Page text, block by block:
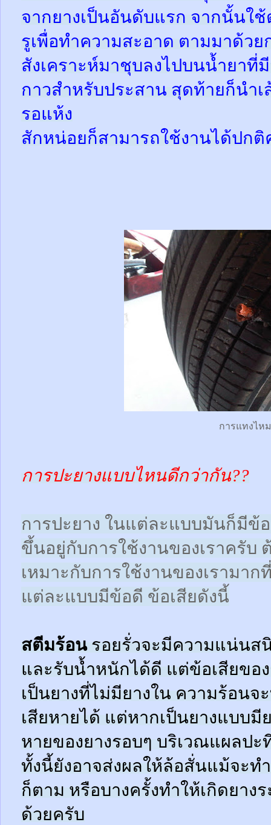
จากยางเป็นอันดับแรก จากนั้นใ
รูเพื่อทำความสะอาด ตามมาด้วย
สังเคราะห์มาชุบลงไปบนน้ำยาที่
กาวสำหรับประสาน สุดท้ายก็นำเ
รอแห้ง
สักหน่อยก็สามารถใช้งานได้ปกติ
การแทงไหม
การปะยางแบบไหนดีกว่ากัน??
การปะยาง ในแต่ละแบบมันก็มีข้
ขึ้นอยู่กับการใช้งานของเราครับ
เหมาะกับการใช้งานของเรามา
แต่ละแบบมีข้อดี ข้อเสียดังนี้
สตีมร้อนรอยรั่วจะมีความแน่นส
และรับน้ำหนักได้ดี แต่ข้อเสียขอ
เป็นยางที่ไม่มียางใน ความร้อนจ
เสียหายได้ แต่หากเป็นยางแบบมี
หายของยางรอบๆ บริเวณแผลป
ทั้งนี้ยังอาจส่งผลให้ล้อสั่นแม้จะท
ก็ตาม หรือบางครั้งทำให้เกิดยา
ด้วยครับ